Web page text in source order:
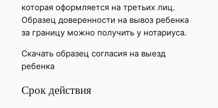
которая оформляется на третьих лиц.
Образец доверенности на вывоз ребенка
за границу можно получить у нотариуса.
Скачать образец согласия на выезд
ребенка
Срок действия